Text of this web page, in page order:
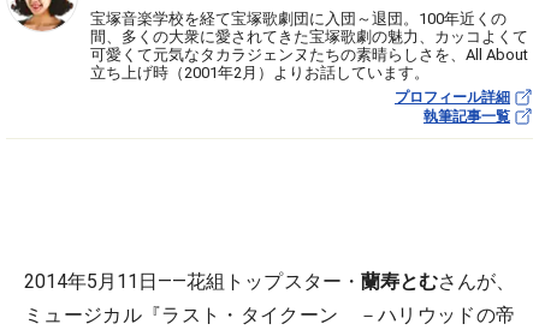
宝塚音楽学校を経て宝塚歌劇団に入団～退団。100年近くの
間、多くの大衆に愛されてきた宝塚歌劇の魅力、カッコよくて
可愛くて元気なタカラジェンヌたちの素晴らしさを、All About
立ち上げ時（2001年2月）よりお話しています。
プロフィール詳細
執筆記事一覧
2014年5月11日——花組トップスター・ 蘭寿とむさんが、
ミュージカル『ラスト・タイクーン －ハリウッドの帝